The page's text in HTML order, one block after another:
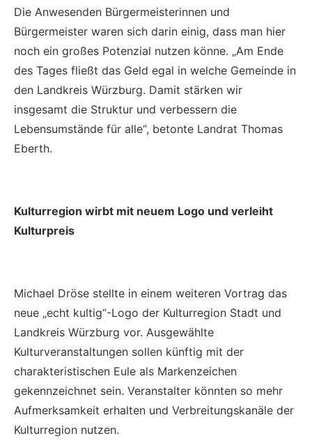
Die Anwesenden Bürgermeisterinnen und
Bürgermeister waren sich darin einig, dass man hier
noch ein großes Potenzial nutzen könne. „Am Ende
des Tages fließt das Geld egal in welche Gemeinde in
den Landkreis Würzburg. Damit stärken wir
insgesamt die Struktur und verbessern die
Lebensumstände für alle“, betonte Landrat Thomas
Eberth.
Kulturregion wirbt mit neuem Logo und verleiht
Kulturpreis
Michael Dröse stellte in einem weiteren Vortrag das
neue „echt kultig“-Logo der Kulturregion Stadt und
Landkreis Würzburg vor. Ausgewählte
Kulturveranstaltungen sollen künftig mit der
charakteristischen Eule als Markenzeichen
gekennzeichnet sein. Veranstalter könnten so mehr
Aufmerksamkeit erhalten und Verbreitungskanäle der
Kulturregion nutzen.